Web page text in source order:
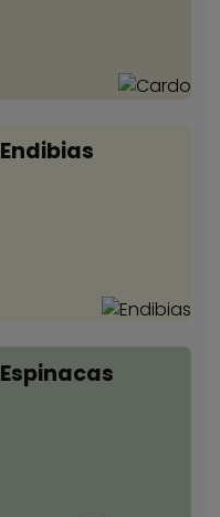
Endibias
Espinacas